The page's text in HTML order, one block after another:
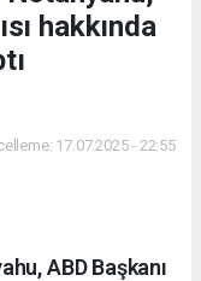
hakkında
17.07.2025 - 22:55
ABD Başkanı